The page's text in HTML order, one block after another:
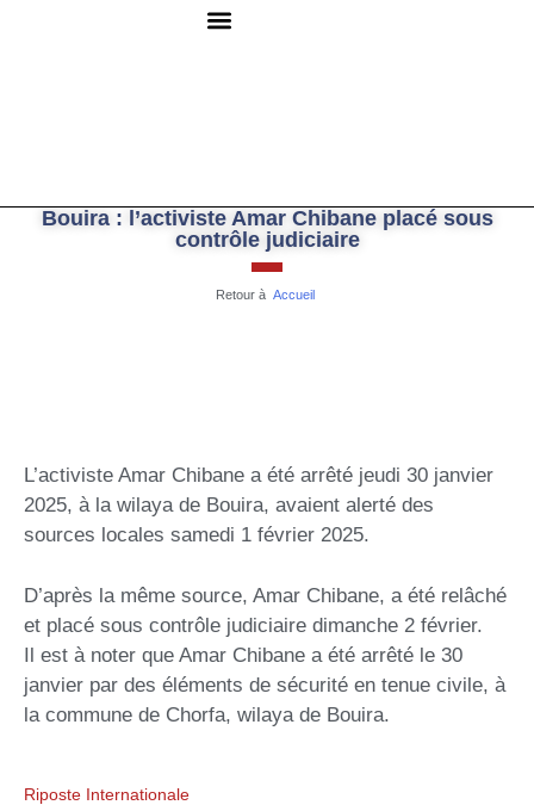
Bouira : l’activiste Amar Chibane placé sous
contrôle judiciaire
Retour à Accueil
L’activiste Amar Chibane a été arrêté jeudi 30 janvier
2025, à la wilaya de Bouira, avaient alerté des
sources locales samedi 1 février 2025.
D’après la même source, Amar Chibane, a été relâché
et placé sous contrôle judiciaire dimanche 2 février.
Il est à noter que Amar Chibane a été arrêté le 30
janvier par des éléments de sécurité en tenue civile, à
la commune de Chorfa, wilaya de Bouira.
Riposte Internationale